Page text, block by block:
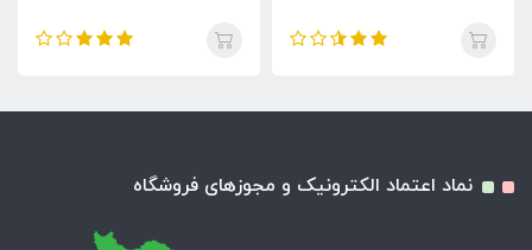
نماد اعتماد الکترونیک و مجوزهای فروشگاه